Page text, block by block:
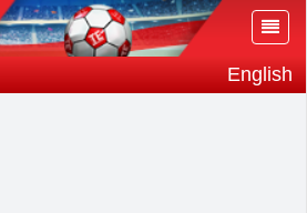
English